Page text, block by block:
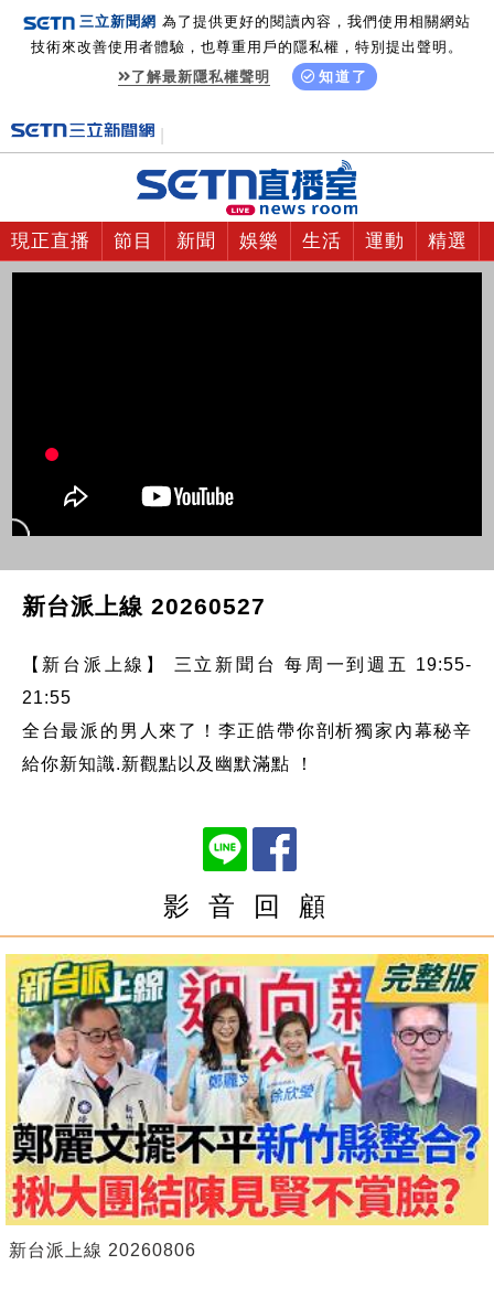
三立新聞網 為了提供更好的閱讀內容，我們使用相關網站
技術來改善使用者體驗，也尊重用戶的隱私權，特別提出聲明。
了解最新隱私權聲明
知道了
現正直播 節目 新聞 娛樂 生活 運動 精選
新台派上線 20260527
【新台派上線】 三立新聞台 每周一到週五 19:55-
21:55
全台最派的男人來了！李正皓帶你剖析獨家內幕秘辛
給你新知識.新觀點以及幽默滿點 ！
影 音 回 顧
新台派上線 20260806